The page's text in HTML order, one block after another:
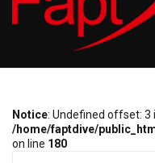
Notice: Undefined offset: 3
/home/faptdive/
on line 180